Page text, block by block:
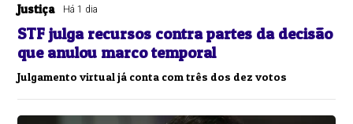
Justiça Há 1 dia
STF julga recursos contra partes da decisão
que anulou marco temporal
Julgamento virtual já conta com três dos dez votos